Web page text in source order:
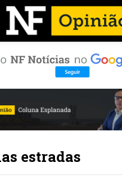
estradas